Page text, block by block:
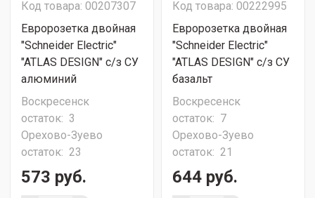
Код товара: 00207307
Евророзетка двойная
"Schneider Electric"
"ATLAS DESIGN" с/з СУ
алюминий
Воскресенск
остаток: 3
Орехово-Зуево
остаток: 23
573 руб.
Код товара: 00222995
Евророзетка двойная
"Schneider Electric"
"ATLAS DESIGN" с/з СУ
базальт
Воскресенск
остаток: 7
Орехово-Зуево
остаток: 21
644 руб.